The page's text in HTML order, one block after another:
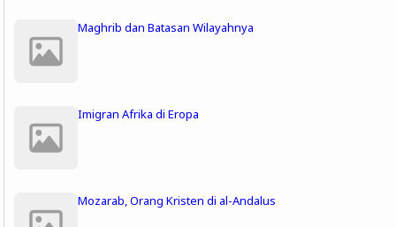
Maghrib dan Batasan Wilayahnya
Imigran Afrika di Eropa
Mozarab, Orang Kristen di al-Andalus